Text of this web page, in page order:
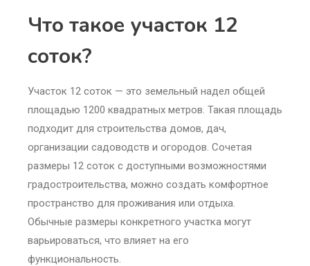
Что такое участок 12
соток?
Участок 12 соток — это земельный надел общей
площадью 1200 квадратных метров. Такая площадь
подходит для строительства домов, дач,
организации садоводств и огородов. Сочетая
размеры 12 соток с доступными возможностями
градостроительства, можно создать комфортное
пространство для проживания или отдыха.
Обычные размеры конкретного участка могут
варьироваться, что влияет на его
функциональность.